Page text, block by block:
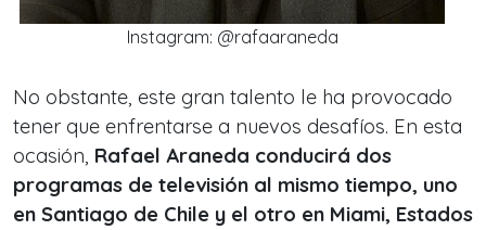
Instagram: @rafaaraneda
No obstante, este gran talento le ha provocado
tener que enfrentarse a nuevos desafíos. En esta
ocasión, Rafael Araneda conducirá dos
programas de televisión al mismo tiempo, uno
en Santiago de Chile y el otro en Miami, Estados